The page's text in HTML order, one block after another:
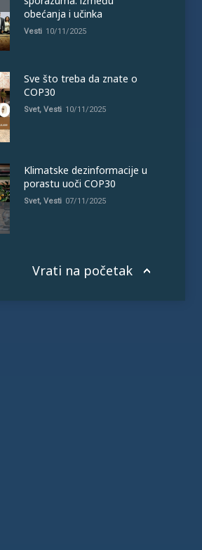
obećanja i učinka
Vesti 10/11/2025
Sve što treba da znate o
COP30
Svet, Vesti 10/11/2025
Klimatske dezinformacije u
porastu uoči COP30
Svet, Vesti 07/11/2025
Vrati na početak